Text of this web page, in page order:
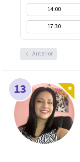
14:00
17:30
Anterior
13